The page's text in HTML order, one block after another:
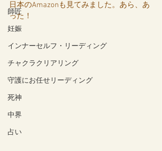
師匠
妊娠
インナーセルフ・リーディング
チャクラクリアリング
守護にお任せリーディング
死神
中界
占い
日本のAmazonも見てみました。あら、あ
った！